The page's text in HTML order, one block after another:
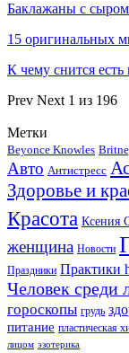
Баклажаны с
15 оригинальных
К чему снится
Prev Next 1 из 196
Метки
Beyonce Knowles
Авто Антистресс
Здоровье и
Красота Ксения
женщина Новости
Праздники Практики
Человек среди
гороскопы грудь
питание пластическая
лицом эзотерика